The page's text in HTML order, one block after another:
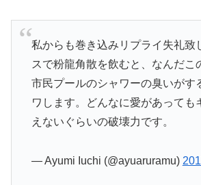
私からも巻き込みリプライ失礼致
スで粉龍角散を飲むと、なんだ
市民プールのシャワーの臭いが
ワします。どんなに愛があっても
えないぐらいの破壊力です。
— Ayumi Iuchi (@ayuaruramu)